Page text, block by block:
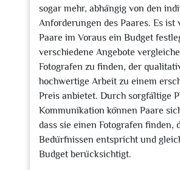
sogar mehr, abhängig von den
Anforderungen des Paares. Es ist
Paare im Voraus ein Budget
verschiedene Angebote
Fotografen zu finden, der
hochwertige Arbeit zu einem
Preis anbietet. Durch sorgfältige
Kommunikation können Paare
dass sie einen Fotografen finden,
Bedürfnissen entspricht und
Budget berücksichtigt.